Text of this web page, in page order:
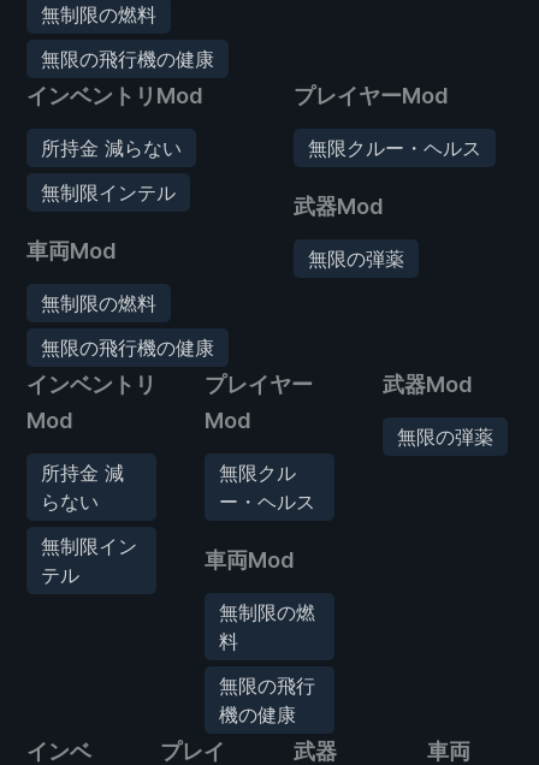
無制限の燃料
無限の飛行機の健康
インベントリMod
所持金 減らない
無制限インテル
車両Mod
無制限の燃料
無限の飛行機の健康
プレイヤーMod
無限クルー・ヘルス
武器Mod
無限の弾薬
インベントリ
Mod
所持金 減
らない
無制限イン
テル
プレイヤー
Mod
無限クル
ー・ヘルス
車両Mod
無制限の燃
料
無限の飛行
機の健康
武器Mod
無限の弾薬
インベ
プレイ
武器
車両